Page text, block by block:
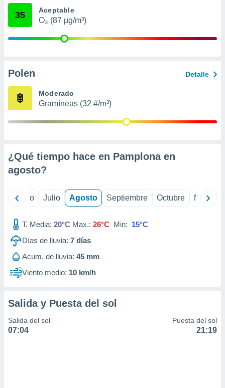
publicidad
de
1199
35 Aceptable
O₃ (87 µg/m³)
Polen Detalle
Moderado
Gramíneas (32 #/m³)
¿Qué tiempo hace en Pamplona en
agosto?
Junio Julio Agosto Septiembre Octubre
T. Media: 20°C Max.: 26°C Min: 15°C
Días de lluvia: 7 días
Acum. de lluvia: 45 mm
Viento medio: 10 km/h
Salida y Puesta del sol
Salida del sol
07:04
Puesta del sol
21:19